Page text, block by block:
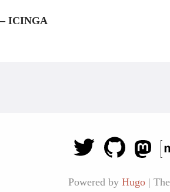
ICINGA
Powered by Hugo |